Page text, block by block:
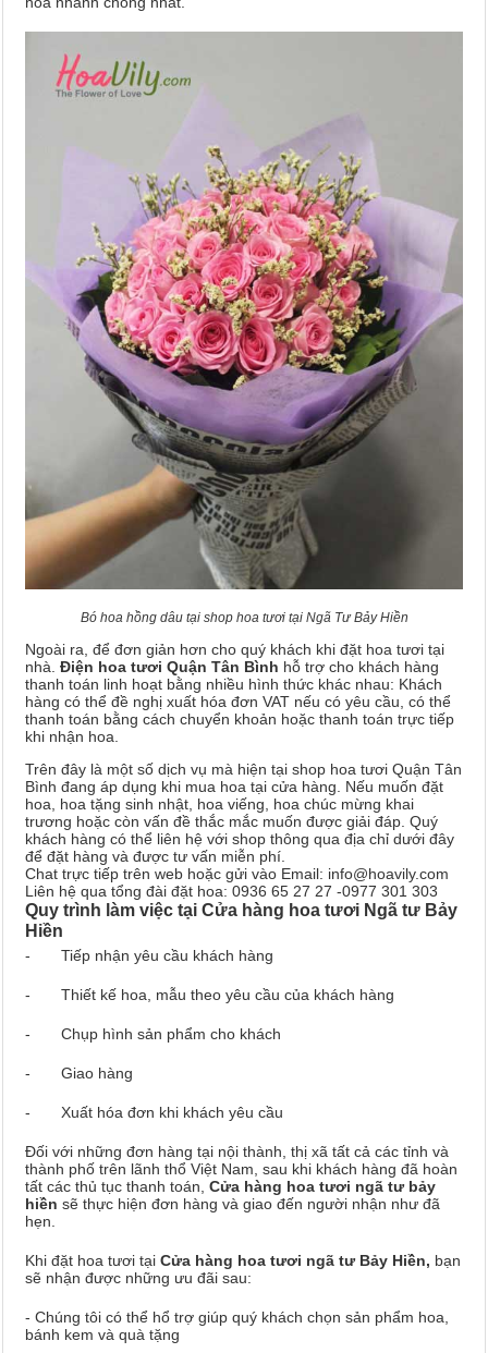
Bó hoa hồng dâu tại shop hoa tươi tại Ngã Tư Bảy Hiền
Ngoài ra, để đơn giản hơn cho quý khách khi đặt hoa tươi tại
nhà. Điện hoa tươi Quận Tân Bình hỗ trợ cho khách hàng
thanh toán linh hoạt bằng nhiều hình thức khác nhau: Khách
hàng có thể đề nghị xuất hóa đơn VAT nếu có yêu cầu, có thể
thanh toán bằng cách chuyển khoản hoặc thanh toán trực tiếp
khi nhận hoa.
Trên đây là một số dịch vụ mà hiện tại shop hoa tươi Quận Tân
Bình đang áp dụng khi mua hoa tại cửa hàng. Nếu muốn đặt
hoa, hoa tặng sinh nhật, hoa viếng, hoa chúc mừng khai
trương hoặc còn vấn đề thắc mắc muốn được giải đáp. Quý
khách hàng có thể liên hệ với shop thông qua địa chỉ dưới đây
để đặt hàng và được tư vấn miễn phí.
Chat trực tiếp trên web hoặc gửi vào Email: info@hoavily.com
Liên hệ qua tổng đài đặt hoa: 0936 65 27 27 -0977 301 303
Quy trình làm việc tại Cửa hàng hoa tươi Ngã tư Bảy
Hiền
- Tiếp nhận yêu cầu khách hàng
- Thiết kế hoa, mẫu theo yêu cầu của khách hàng
- Chụp hình sản phẩm cho khách
- Giao hàng
- Xuất hóa đơn khi khách yêu cầu
Đối với những đơn hàng tại nội thành, thị xã tất cả các tỉnh và
thành phố trên lãnh thổ Việt Nam, sau khi khách hàng đã hoàn
tất các thủ tục thanh toán, Cửa hàng hoa tươi ngã tư bảy
hiền sẽ thực hiện đơn hàng và giao đến người nhận như đã
hẹn.
Khi đặt hoa tươi tại Cửa hàng hoa tươi ngã tư Bảy Hiền, bạn
sẽ nhận được những ưu đãi sau:
- Chúng tôi có thể hổ trợ giúp quý khách chọn sản phẩm hoa,
bánh kem và quà tặng